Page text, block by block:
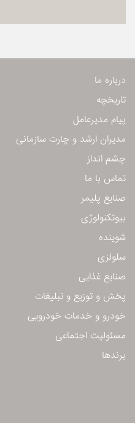
درباره ما
تاریخچه
پیام مدیرعامل
مدیران ارشد و چارت سازمانی
چشم انداز
تماس با ما
صنایع پلیمر
بیوتكنولوژی
شوینده
سلولزی
صنایع غذایی
پخش و توزیع و تبلیغات
خودرو و خدمات خودرویی
مسئولیت اجتماعی
برندها